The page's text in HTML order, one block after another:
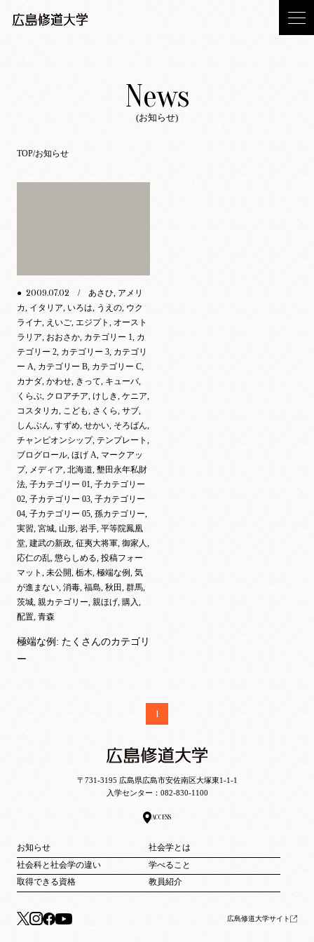
News
(お知らせ)
TOP お知らせ
● 2009.07.02
/ あさひ, アメリ
カ, イタリア, いろは, うえの, ウク
ライナ, えいご, エジプト, オースト
ラリア, おおさか, カテゴリー 1, カ
テゴリー 2, カテゴリー 3, カテゴリ
ー A, カテゴリー B, カテゴリー C,
カナダ, かわせ, きって, キューバ,
くらぶ, クロアチア, けしき, ケニア,
コスタリカ, こども, さくら, サブ,
しんぶん, すずめ, せかい, そろばん,
チャンピオンシップ, テンプレート,
ブログロール, ほげ A, マークアッ
プ, メディア, 北海道, 墾田永年私財
法, 子カテゴリー 01, 子カテゴリー
02, 子カテゴリー 03, 子カテゴリー
04, 子カテゴリー 05, 孫カテゴリー,
実習, 宮城, 山形, 岩手, 平等院鳳凰
堂, 建武の新政, 征夷大将軍, 御家人,
応仁の乱, 懲らしめる, 投稿フォー
マット, 未公開, 栃木, 極端な例, 気
が進まない, 消毒, 福島, 秋田, 群馬,
茨城, 親カテゴリー, 親ほげ, 購入,
配置, 青森
極端な例: たくさんのカテゴリ
ー
1
〒731-3195 広島県広島市安佐南区大塚東1-1-1
入学センター： 082-830-1100
ACCESS
お知らせ
社会学とは
社会科と社会学の違い
学べること
取得できる資格
教員紹介
広島修道大学サイト